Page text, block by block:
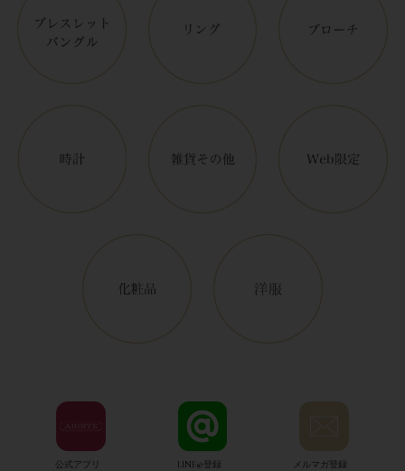
公式アプリ LINE@登録 メルマガ登録